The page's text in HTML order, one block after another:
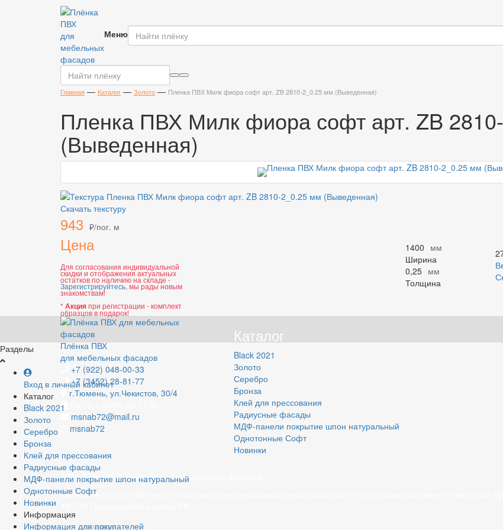
Плёнка
ПВХ
для
мебельных
фасадов
Меню
Главная — Каталог — Золото — Пленка ПВХ Милк фиора софт арт. ZB 2810-2_0.25 мм (Выведенная)
Пленка ПВХ Милк фиора софт арт. ZB
(Выведенная)
Скачать текстуру
943 ₽/пог. м
Цена
Для согласования индивидуальной
скидки и отображения актуальных
остатков по наличию на складе -
Зарегистрируйтесь, мы рады новым
знакомствам!
* Акцияпри регистрации - комплект
образцов в подарок!
1400 мм
Ширина
0,25 мм
Толщина
Плёнка ПВХ
для мебельных фасадов
+7 (922) 048-00-33
+7 (3452) 28-81-77
г.Тюмень, ул.Чекистов, 30/4
msnab72@mail.ru
msnab72
Каталог
Black 2021
Золото
Серебро
Бронза
Клей для прессования
Радиусные фасады
МДФ-панели покрытие шпон натуральный
Однотонные Софт
Новинки
2026 Мснаб Плёнка ПВХ для мебельных фасадов
Данный интернет-сайт носит исключительно информационный характер и ни при каких условиях не является
создание
Разделы
Вход в личный кабинет
Каталог
Black 2021
Золото
Серебро
Бронза
Клей для прессования
Радиусные фасады
МДФ-панели покрытие шпон натуральный
Однотонные Софт
Новинки
Информация
Информация для покупателей